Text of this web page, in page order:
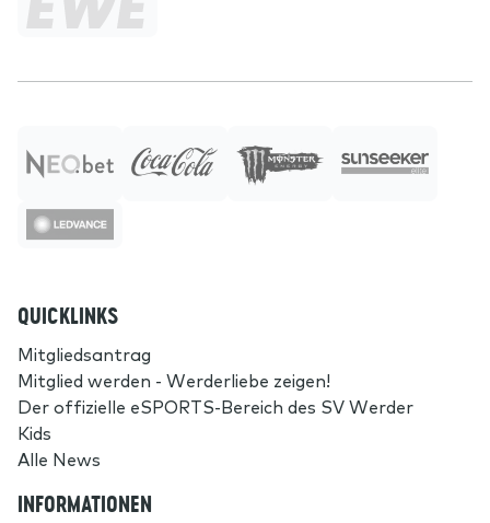
QUICKLINKS
Mitgliedsantrag
Mitglied werden - Werderliebe zeigen!
Der offizielle eSPORTS-Bereich des SV Werder
Kids
Alle News
INFORMATIONEN